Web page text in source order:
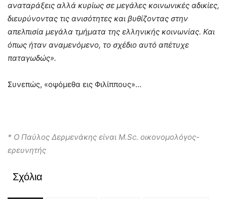
αναταράξεις αλλά κυρίως σε μεγάλες κοινωνικές αδικίες,
διευρύνοντας τις ανισότητες και βυθίζοντας στην
απελπισία μεγάλα τμήματα της ελληνικής κοινωνίας. Και
όπως ήταν αναμενόμενο, το σχέδιο αυτό απέτυχε
παταγωδώς».
Συνεπώς, «οψόμεθα εις Φιλίππους»…
* Ο Παύλος Δερμενάκης είναι M.Sc. οικονομολόγος-
ερευνητής
Σχόλια